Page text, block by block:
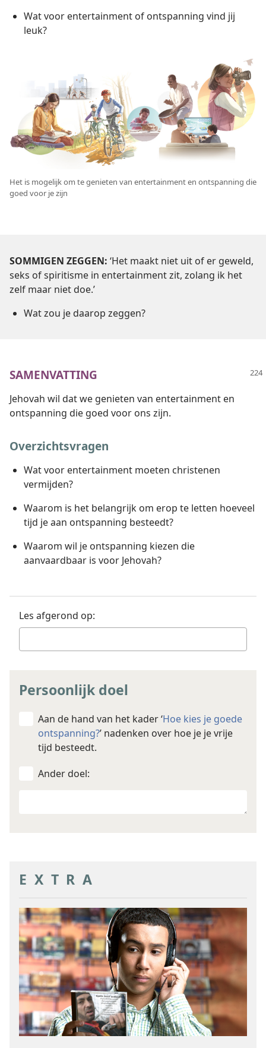
Wat voor entertainment of ontspanning vind jij
leuk?
Het is mogelijk om te genieten van entertainment en ontspanning die
goed voor je zijn
SOMMIGEN ZEGGEN: ‘Het maakt niet uit of er geweld,
seks of spiritisme in entertainment zit, zolang ik het
zelf maar niet doe.’
Wat zou je daarop zeggen?
SAMENVATTING
Jehovah wil dat we genieten van entertainment en
ontspanning die goed voor ons zijn.
Overzichtsvragen
Wat voor entertainment moeten christenen
vermijden?
Waarom is het belangrijk om erop te letten hoeveel
tijd je aan ontspanning besteedt?
Waarom wil je ontspanning kiezen die
aanvaardbaar is voor Jehovah?
Les afgerond op:
Persoonlijk doel
Aan de hand van het kader ‘Hoe kies je goede
ontspanning?’ nadenken over hoe je je vrije
tijd besteedt.
Ander doel:
EXTRA